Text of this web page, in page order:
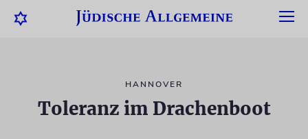
HANNOVER
Toleranz im Drachenboot